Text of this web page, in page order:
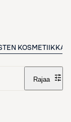
KOSMETIIKKA
Rajaa